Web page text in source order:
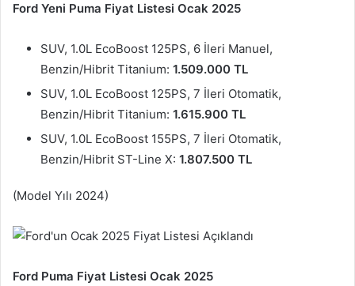
Ford Yeni Puma Fiyat Listesi Ocak 2025
SUV, 1.0L EcoBoost 125PS, 6 İleri Manuel,
Benzin/Hibrit Titanium: 1.509.000 TL
SUV, 1.0L EcoBoost 125PS, 7 İleri Otomatik,
Benzin/Hibrit Titanium: 1.615.900 TL
SUV, 1.0L EcoBoost 155PS, 7 İleri Otomatik,
Benzin/Hibrit ST-Line X: 1.807.500 TL
(Model Yılı 2024)
Ford Puma Fiyat Listesi Ocak 2025